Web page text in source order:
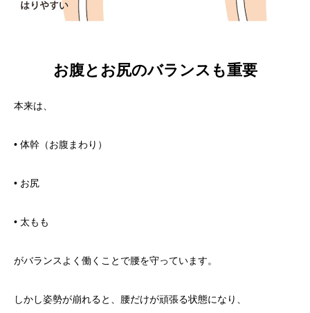
お腹とお尻のバランスも重要
本来は、
• 体幹（お腹まわり）
• お尻
• 太もも
がバランスよく働くことで腰を守っています。
しかし姿勢が崩れると、腰だけが頑張る状態になり、